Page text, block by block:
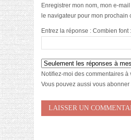
Enregistrer mon nom, mon e-
le navigateur pour mon prochain
Entrez la réponse : Combien font
Notifiez-moi des commentaires à
Vous pouvez aussi vous abonner